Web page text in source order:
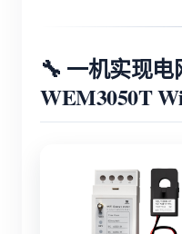
虚拟电表
能源预测与仿
光伏系统能源
用电监控
商店
资源
🔧 一机实现电
WEM3050T